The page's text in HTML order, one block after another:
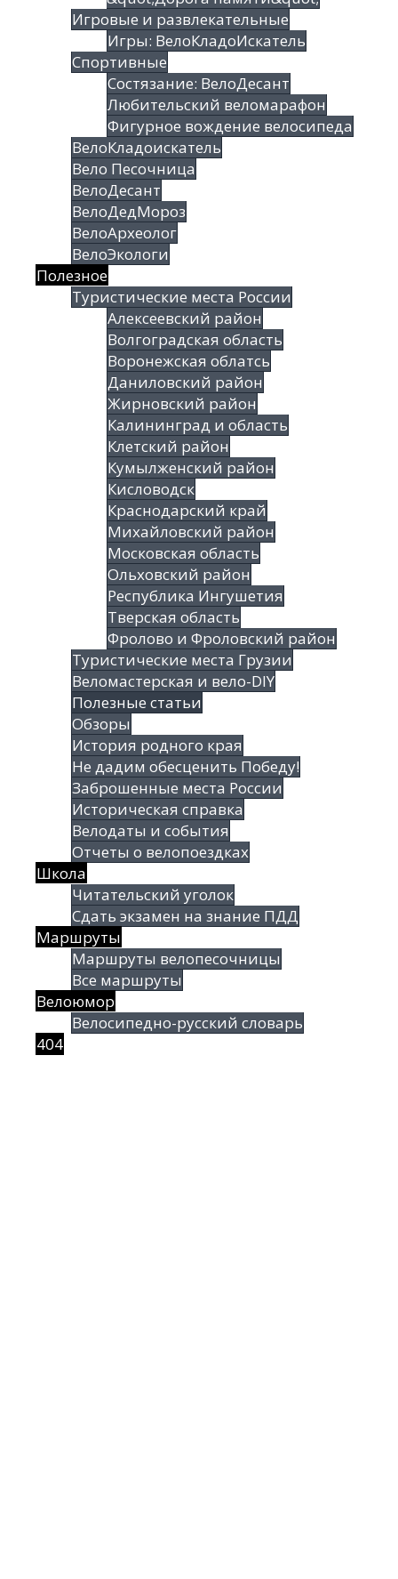
Игровые и развлекательные
Игры: ВелоКладоИскатель
Спортивные
Состязание: ВелоДесант
Любительский веломарафон
Фигурное вождение велосипеда
ВелоКладоискатель
Вело Песочница
ВелоДесант
ВелоДедМороз
ВелоАрхеолог
ВелоЭкологи
Полезное
Туристические места России
Алексеевский район
Волгоградская облаcть
Воронежская облатсь
Даниловский район
Жирновский район
Калининград и область
Клетский район
Кумылженский район
Кисловодск
Краснодарский край
Михайловский район
Московская область
Ольховский район
Республика Ингушетия
Тверская область
Фролово и Фроловский район
Туристические места Грузии
Веломастерская и вело-DIY
Полезные статьи
Обзоры
История родного края
Не дадим обесценить Победу!
Заброшенные места России
Историческая справка
Велодаты и события
Отчеты о велопоездках
Школа
Читательский уголок
Сдать экзамен на знание ПДД
Маршруты
Маршруты велопесочницы
Все маршруты
Велоюмор
Велосипедно-русский словарь
404